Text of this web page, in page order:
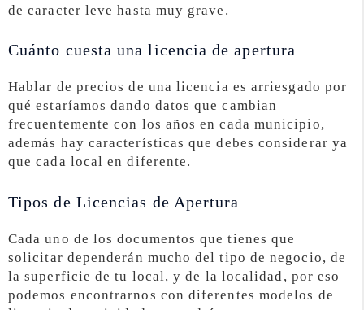
de caracter leve hasta muy grave.
Cuánto cuesta una licencia de apertura
Hablar de precios de una licencia es arriesgado por
qué estaríamos dando datos que cambian
frecuentemente con los años en cada municipio,
además hay características que debes considerar ya
que cada local en diferente.
Tipos de Licencias de Apertura
Cada uno de los documentos que tienes que
solicitar dependerán mucho del tipo de negocio, de
la superficie de tu local, y de la localidad, por eso
podemos encontrarnos con diferentes modelos de